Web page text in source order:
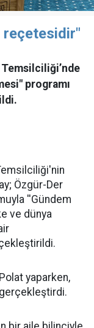
reçetesidir"
Temsilciliği’nde
programı
Özgür-Der
''Gündem
ve dünya
yaparken,